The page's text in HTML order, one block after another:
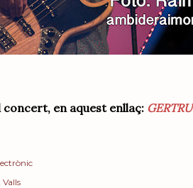
en aquest enllaç:
Valls